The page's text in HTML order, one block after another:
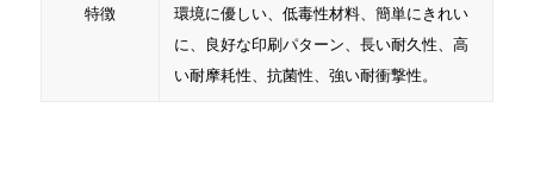
特徴
環境に優しい、低毒性材料、簡単にきれい
に、良好な印刷パターン、長い耐久性、高
い耐摩耗性、抗菌性、強い耐衝撃性。